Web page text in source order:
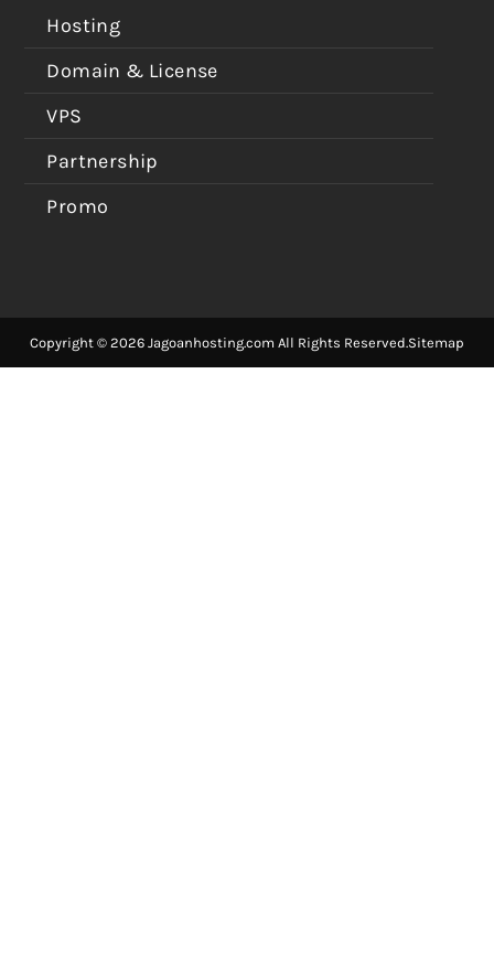
Hosting
Domain & License
VPS
Partnership
Promo
Copyright © 2026 Jagoanhosting.com All Rights Reserved.Sitemap